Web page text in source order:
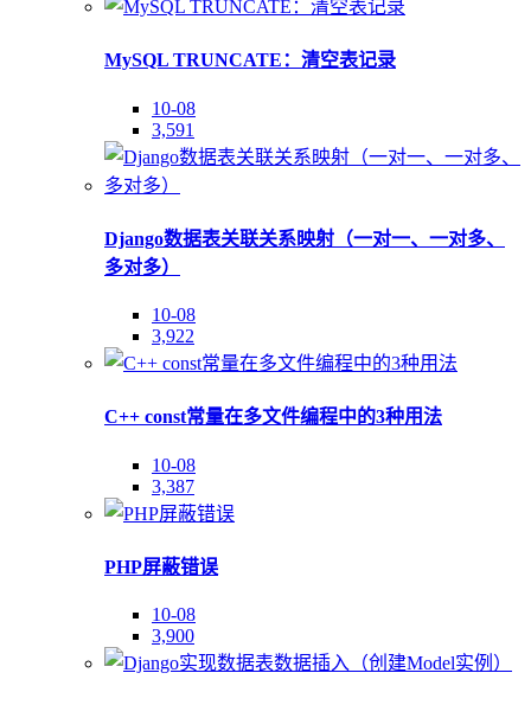
MySQL TRUNCATE：清空表记录
10-08
3,591
Django数据表关联关系映射（一对一、一对多、
多对多）
10-08
3,922
C++ const常量在多文件编程中的3种用法
10-08
3,387
PHP屏蔽错误
10-08
3,900